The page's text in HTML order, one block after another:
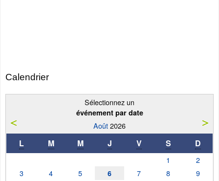
Calendrier
Sélectionnez un
événement par date
Août2026
L M M J V S D
1
2
3
4 5 6 7 8
9